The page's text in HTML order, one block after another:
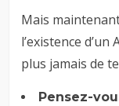
Mais
l’existence
plus jamais de
Pensez-